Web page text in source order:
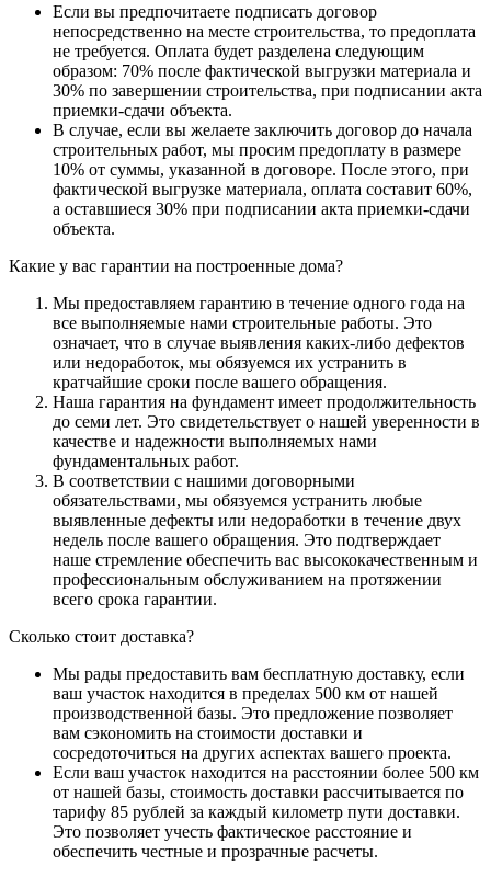
Если вы предпочитаете подписать договор
непосредственно на месте строительства, то предоплата
не требуется. Оплата будет разделена следующим
образом: 70% после фактической выгрузки материала и
30% по завершении строительства, при подписании акта
приемки-сдачи объекта.
В случае, если вы желаете заключить договор до начала
строительных работ, мы просим предоплату в размере
10% от суммы, указанной в договоре. После этого, при
фактической выгрузке материала, оплата составит 60%,
а оставшиеся 30% при подписании акта приемки-сдачи
объекта.
Какие у вас гарантии на построенные дома?
Мы предоставляем гарантию в течение одного года на
все выполняемые нами строительные работы. Это
означает, что в случае выявления каких-либо дефектов
или недоработок, мы обязуемся их устранить в
кратчайшие сроки после вашего обращения.
Наша гарантия на фундамент имеет продолжительность
до семи лет. Это свидетельствует о нашей уверенности в
качестве и надежности выполняемых нами
фундаментальных работ.
В соответствии с нашими договорными
обязательствами, мы обязуемся устранить любые
выявленные дефекты или недоработки в течение двух
недель после вашего обращения. Это подтверждает
наше стремление обеспечить вас высококачественным и
профессиональным обслуживанием на протяжении
всего срока гарантии.
Сколько стоит доставка?
Мы рады предоставить вам бесплатную доставку, если
ваш участок находится в пределах 500 км от нашей
производственной базы. Это предложение позволяет
вам сэкономить на стоимости доставки и
сосредоточиться на других аспектах вашего проекта.
Если ваш участок находится на расстоянии более 500 км
от нашей базы, стоимость доставки рассчитывается по
тарифу 85 рублей за каждый километр пути доставки.
Это позволяет учесть фактическое расстояние и
обеспечить честные и прозрачные расчеты.